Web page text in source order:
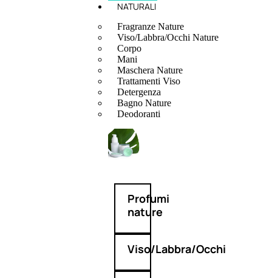
NATURALI
Fragranze Nature
Viso/Labbra/Occhi Nature
Corpo
Mani
Maschera Nature
Trattamenti Viso
Detergenza
Bagno Nature
Deodoranti
Profumi
nature
Viso/Labbra/Occhi